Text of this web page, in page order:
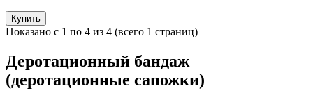
Купить
Показано с 1 по 4 из 4 (всего 1 страниц)
Деротационный бандаж
(деротационные сапожки)